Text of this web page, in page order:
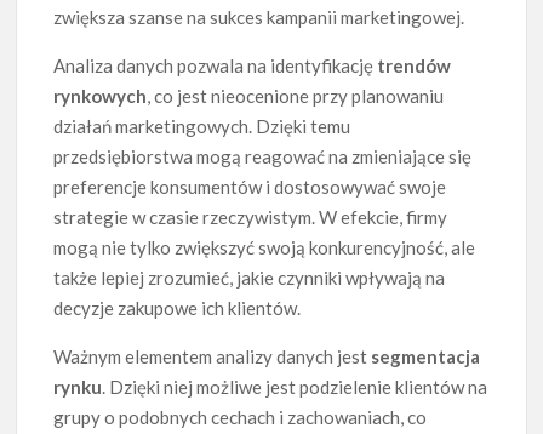
zwiększa szanse na sukces kampanii marketingowej.
Analiza danych pozwala na identyfikację trendów
rynkowych, co jest nieocenione przy planowaniu
działań marketingowych. Dzięki temu
przedsiębiorstwa mogą reagować na zmieniające się
preferencje konsumentów i dostosowywać swoje
strategie w czasie rzeczywistym. W efekcie, firmy
mogą nie tylko zwiększyć swoją konkurencyjność, ale
także lepiej zrozumieć, jakie czynniki wpływają na
decyzje zakupowe ich klientów.
Ważnym elementem analizy danych jest segmentacja
rynku. Dzięki niej możliwe jest podzielenie klientów na
grupy o podobnych cechach i zachowaniach, co